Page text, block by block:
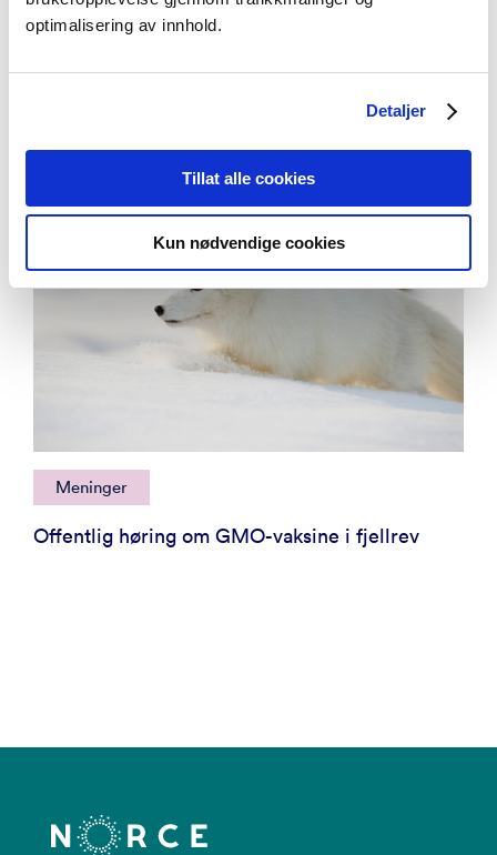
optimalisering av innhold.
Detaljer
Tillat alle cookies
Kun nødvendige cookies
Innspill til offentlig høring om feltforsøk på
genmodifisert potet
Meninger
Offentlig høring om GMO-vaksine i fjellrev